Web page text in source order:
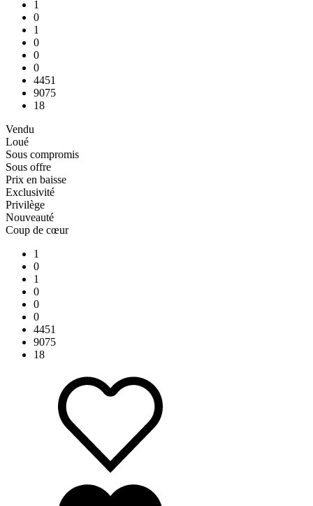
1
0
1
0
0
0
4451
9075
18
Vendu
Loué
Sous compromis
Sous offre
Prix en baisse
Exclusivité
Privilège
Nouveauté
Coup de cœur
1
0
1
0
0
0
4451
9075
18